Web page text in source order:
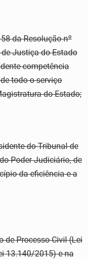
da Resolução nº
Justiça do Estado
competência
todo o serviço
do Estado;
do Tribunal de
Poder Judiciário, de
da eficiência e a
de Processo Civil (Lei
13.140/2015) e na